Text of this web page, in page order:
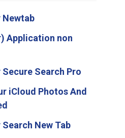
Newtab
Application non
Search Pro
iCloud Photos And
New Tab